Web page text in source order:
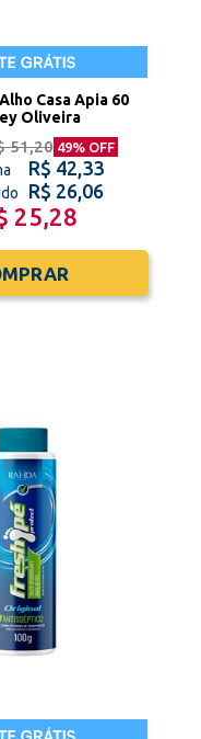
Oliveira
51,20 49% OFF
R$ 42,33
R$ 26,06
25,28